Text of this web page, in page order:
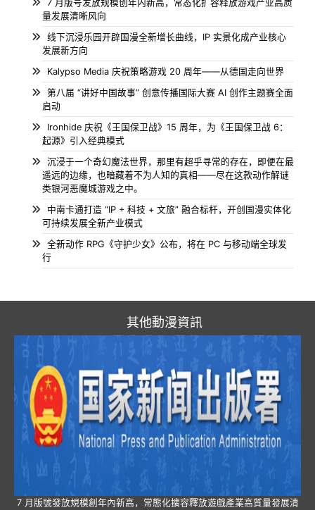
7 月版号发放规模创年内新高，常态化扩容释放游戏产业高质
量发展清晰风向
线下沉浸乐园开辟国漫全新增长曲线，IP 实景化成产业核心
发展新方向
Kalypso Media 庆祝策略游戏 20 周年——从德国走向世界
第八届 “讲好中国故事” 创意传播国际大赛 AI 创作主题赛全面
启动
Ironhide 庆祝《王国保卫战》15 周年，为《王国保卫战 6：
起源》引入经典模式
沉浸于一个奇幻魔法世界，那里有超乎寻常的存在，即便在最
遥远的边缘，也暗藏着不为人知的真相——尽在这款动作解谜
类银河恶魔城游戏之中。
中南卡通打造 “IP + 科技 + 文旅” 融合标杆，开创国漫实体化
可持续发展全新产业模式
全新动作 RPG《守护少女》公布，将在 PC 与移动端全球发
行
其他動漫資訊
7 月版號發放規模創年內新高，常態化擴容釋放遊戲產業高質量發展清